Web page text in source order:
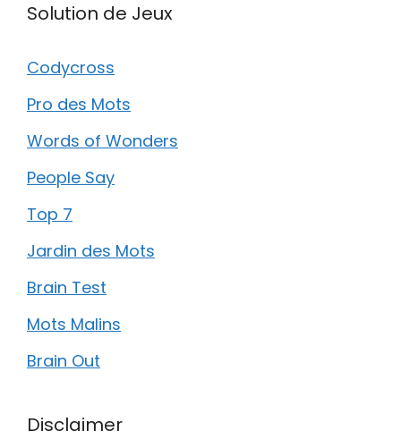
Solution de Jeux
Codycross
Pro des Mots
Words of Wonders
People Say
Top 7
Jardin des Mots
Brain Test
Mots Malins
Brain Out
Disclaimer